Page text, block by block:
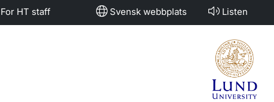
For HT staff Svensk webbplats Listen